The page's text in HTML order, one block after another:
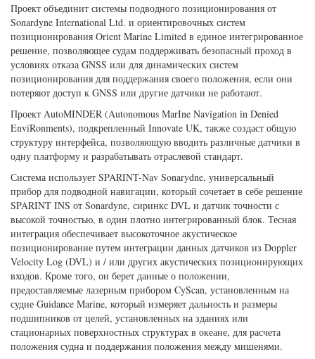
Проект объединит системы подводного позиционирования от
Sonardyne International Ltd. и ориентировочных систем
позиционирования Orient Marine Limited в единое интегрированное
решение, позволяющее судам поддерживать безопасный проход в
условиях отказа GNSS или для динамических систем
позиционирования для поддержания своего положения, если они
потеряют доступ к GNSS или другие датчики не работают.
Проект AutoMINDER (Autonomous MarIne Navigation in Denied
EnviRonments), подкрепленный Innovate UK, также создаст общую
структуру интерфейса, позволяющую вводить различные датчики в
одну платформу и разрабатывать отраслевой стандарт.
Система использует SPARINT-Nav Sonarydne, универсальный
прибор для подводной навигации, который сочетает в себе решение
SPARINT INS от Sonardyne, сиринкс DVL и датчик точности с
высокой точностью, в один плотно интегрированный блок. Тесная
интеграция обеспечивает высокоточное акустическое
позиционирование путем интеграции данных датчиков из Doppler
Velocity Log (DVL) и / или других акустических позиционирующих
входов. Кроме того, он берет данные о положении,
предоставляемые лазерным прибором CyScan, установленным на
судне Guidance Marine, который измеряет дальность и размеры
подшипников от целей, установленных на зданиях или
стационарных поверхностных структурах в океане, для расчета
положения судна и поддержания положения между мишенями.